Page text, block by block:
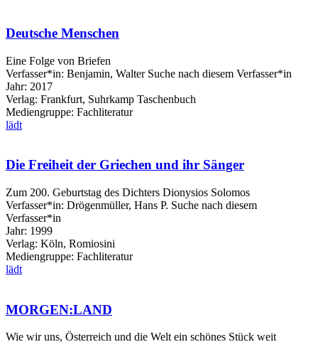
Deutsche Menschen
Eine Folge von Briefen
Verfasser*in: Benjamin, Walter Suche nach diesem Verfasser*in
Jahr: 2017
Verlag: Frankfurt, Suhrkamp Taschenbuch
Mediengruppe: Fachliteratur
lädt
Die Freiheit der Griechen und ihr Sänger
Zum 200. Geburtstag des Dichters Dionysios Solomos
Verfasser*in: Drögenmüller, Hans P. Suche nach diesem
Verfasser*in
Jahr: 1999
Verlag: Köln, Romiosini
Mediengruppe: Fachliteratur
lädt
MORGEN:LAND
Wie wir uns, Österreich und die Welt ein schönes Stück weit